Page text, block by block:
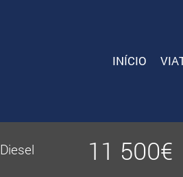
INÍCIO
Diesel 11 500€